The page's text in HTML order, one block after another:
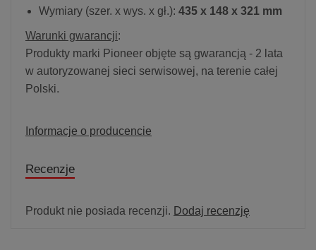
Wymiary (szer. x wys. x gł.): 435 x 148 x 321 mm
Warunki gwarancji:
Produkty marki Pioneer objęte są gwarancją - 2 lata
w autoryzowanej sieci serwisowej, na terenie całej
Polski.
Informacje o producencie
Recenzje
Produkt nie posiada recenzji. Dodaj recenzję